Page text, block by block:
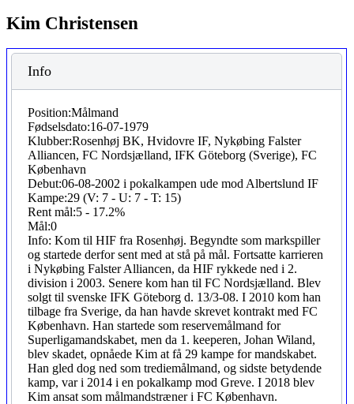
Kim Christensen
Info
Position:Målmand
Fødselsdato:16-07-1979
Klubber:Rosenhøj BK, Hvidovre IF, Nykøbing Falster
Alliancen, FC Nordsjælland, IFK Göteborg (Sverige), FC
København
Debut:06-08-2002 i pokalkampen ude mod Albertslund IF
Kampe:29 (V: 7 - U: 7 - T: 15)
Rent mål:5 - 17.2%
Mål:0
Info: Kom til HIF fra Rosenhøj. Begyndte som markspiller
og startede derfor sent med at stå på mål. Fortsatte karrieren
i Nykøbing Falster Alliancen, da HIF rykkede ned i 2.
division i 2003. Senere kom han til FC Nordsjælland. Blev
solgt til svenske IFK Göteborg d. 13/3-08. I 2010 kom han
tilbage fra Sverige, da han havde skrevet kontrakt med FC
København. Han startede som reservemålmand for
Superligamandskabet, men da 1. keeperen, Johan Wiland,
blev skadet, opnåede Kim at få 29 kampe for mandskabet.
Han gled dog ned som trediemålmand, og sidste betydende
kamp, var i 2014 i en pokalkamp mod Greve. I 2018 blev
Kim ansat som målmandstræner i FC København.